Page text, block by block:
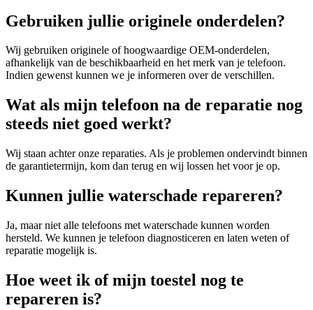
Gebruiken jullie originele onderdelen?
Wij gebruiken originele of hoogwaardige OEM-onderdelen,
afhankelijk van de beschikbaarheid en het merk van je telefoon.
Indien gewenst kunnen we je informeren over de verschillen.
Wat als mijn telefoon na de reparatie nog
steeds niet goed werkt?
Wij staan achter onze reparaties. Als je problemen ondervindt binnen
de garantietermijn, kom dan terug en wij lossen het voor je op.
Kunnen jullie waterschade repareren?
Ja, maar niet alle telefoons met waterschade kunnen worden
hersteld. We kunnen je telefoon diagnosticeren en laten weten of
reparatie mogelijk is.
Hoe weet ik of mijn toestel nog te
repareren is?